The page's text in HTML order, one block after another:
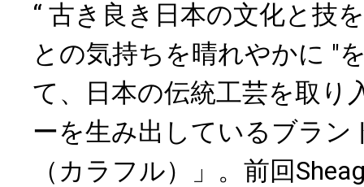
“ 古き良き日本の文化と技
との気持ちを晴れやかに "
て、日本の伝統工芸を取り
ーを生み出しているブラン
（カラフル）」。前回